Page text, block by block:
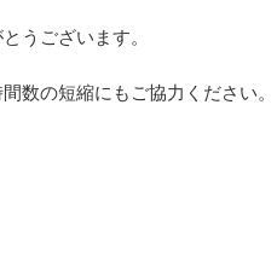
うございます。
数の短縮にもご協力ください。